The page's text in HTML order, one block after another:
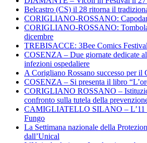
Belcastro (CS) il 28 ritorna il
CORIGLIANO-ROSSANO:
CORIGLIANO-ROSSANO:
dicembre
TREBISACCE: 3Bee Comics
COSENZA – Due giornate dedicate
infezioni ospedaliere
A Corigliano Rossano successo per il
COSENZA – Si presenta il libro
CORIGLIANO ROSSANO –
confronto sulla tutela della
CAMIGLIATELLO SILANO – L’11
Fungo
La Settimana nazionale della
dall’Unical